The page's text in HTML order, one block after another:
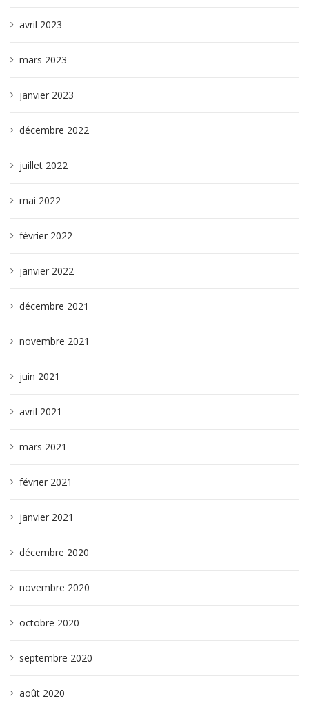
avril 2023
mars 2023
janvier 2023
décembre 2022
juillet 2022
mai 2022
février 2022
janvier 2022
décembre 2021
novembre 2021
juin 2021
avril 2021
mars 2021
février 2021
janvier 2021
décembre 2020
novembre 2020
octobre 2020
septembre 2020
août 2020